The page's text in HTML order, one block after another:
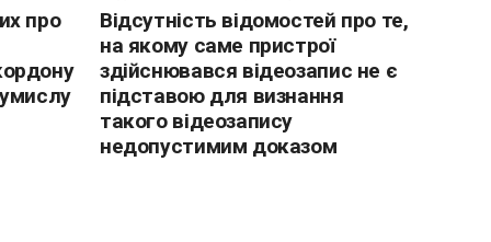
про
Відсутність відомостей про те,
на якому саме пристрої
здійснювався відеозапис не є
підставою для визнання
такого відеозапису
недопустимим доказом